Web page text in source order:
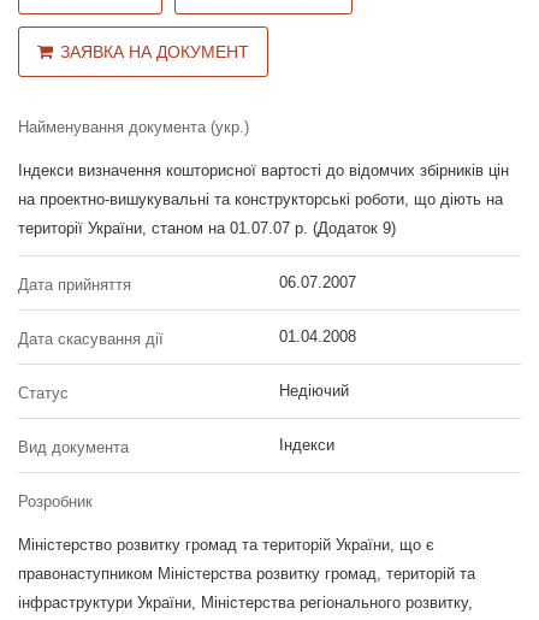
ЗАЯВКА НА ДОКУМЕНТ
Найменування документа (укр.)
Індекси визначення кошторисної вартості до відомчих збірників цін
на проектно-вишукувальні та конструкторські роботи, що діють на
території України, станом на 01.07.07 р. (Додаток 9)
Дата прийняття 06.07.2007
Дата скасування дії 01.04.2008
Статус Недіючий
Вид документа Індекси
Розробник
Міністерство розвитку громад та територій України, що є
правонаступником Міністерства розвитку громад, територій та
інфраструктури України, Міністерства регіонального розвитку,